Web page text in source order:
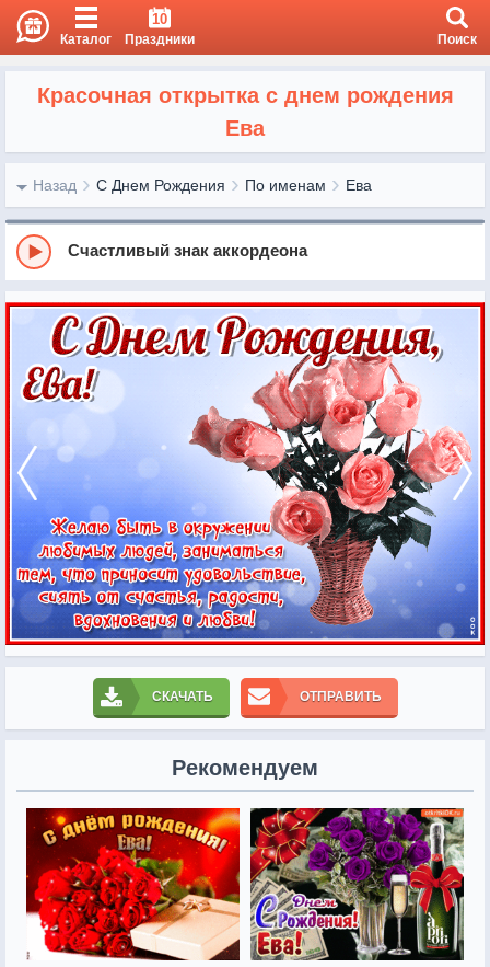
Каталог
10
Праздники Поиск
Красочная открытка с днем рождения
Ева
Назад С Днем Рождения По именам Ева
Счастливый знак аккордеона
СКАЧАТЬ ОТПРАВИТЬ
Рекомендуем